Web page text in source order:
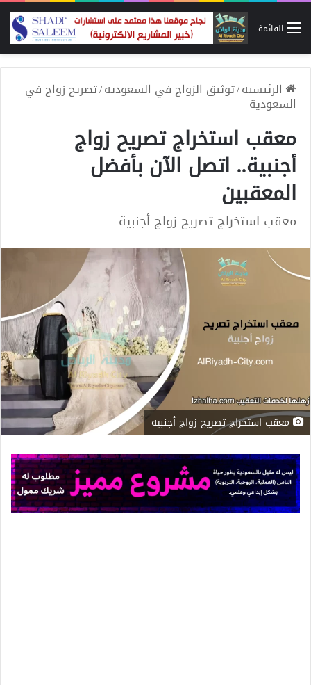
القائمة
الرئيسية/توثيق الزواج في السعودية/تصريح زواج في
السعودية
معقب استخراج تصريح زواج
أجنبية.. اتصل الآن بأفضل
المعقبين
معقب استخراج تصريح زواج أجنبية
معقب استخراج تصريح زواج أجنبية